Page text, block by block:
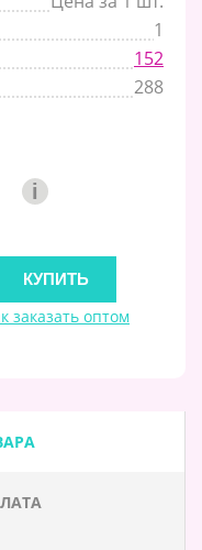
1
152
288
i
заказать оптом